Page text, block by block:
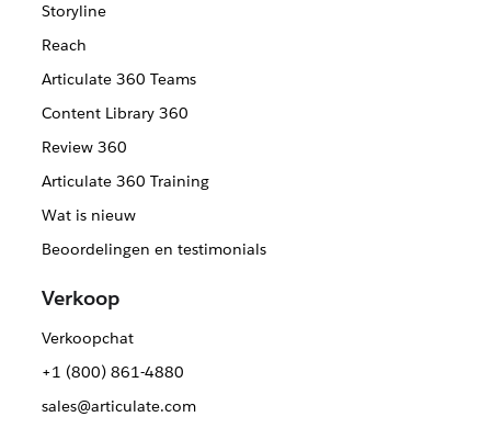
Storyline
Reach
Articulate 360 Teams
Content Library 360
Review 360
Articulate 360 Training
Wat is nieuw
Beoordelingen en testimonials
Verkoop
Verkoopchat
+1 (800) 861-4880
sales@articulate.com